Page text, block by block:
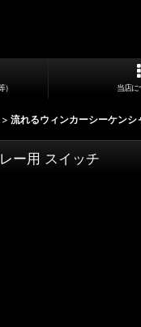
当店に
> 流れるウィンカーシーケン
ー用 スイッチ